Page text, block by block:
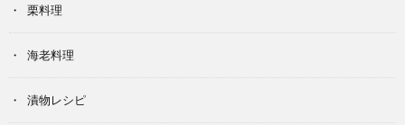
栗料理
海老料理
漬物レシピ